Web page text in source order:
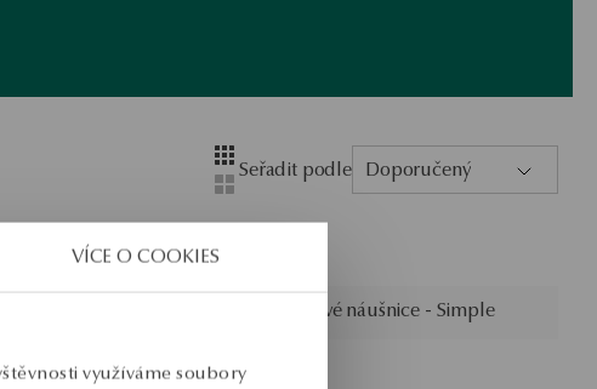
VÍCE O COOKIES
využíváme soubory
Layout
Zobrazení se čtyřmi sloupci
Zobrazení se dvěma sloupci
Seřadit podle Doporučený
Zlaté půlkruhové náušnice - Simple